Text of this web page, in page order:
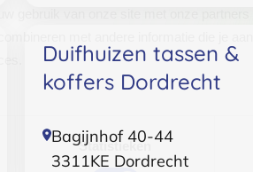
Statistieken
Duifhuizen tassen &
koffers Dordrecht
Bagijnhof 40-44
3311KE Dordrecht